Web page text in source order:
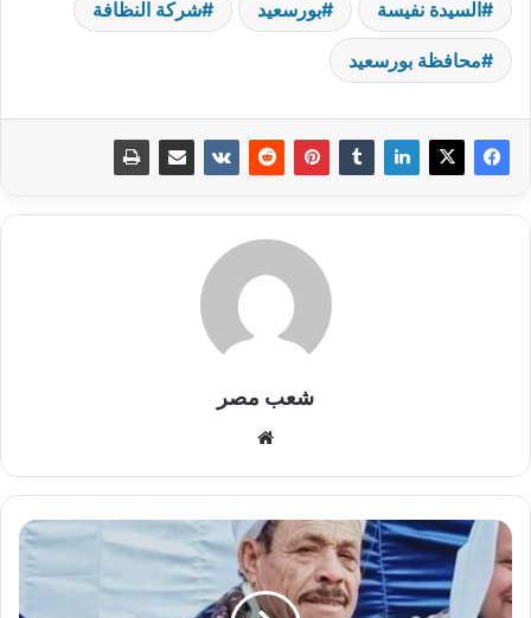
السيدة نفيسة بورسعيد شركة النظافة
محافظة بورسعيد
شعب مصر
«شعب
مصر»
ينعي
رجل